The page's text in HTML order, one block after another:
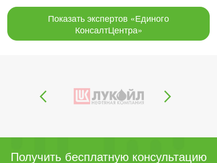
Показать экспертов «Единого
КонсалтЦентра»
Получить бесплатную консультацию